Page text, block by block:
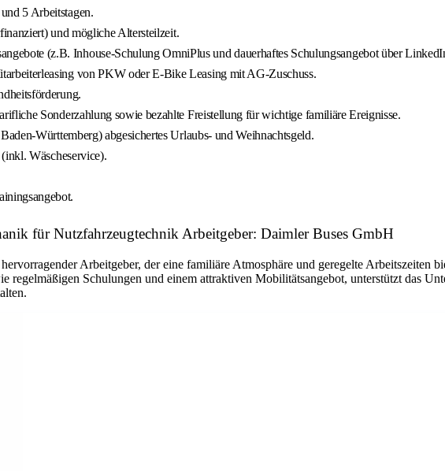
5 Arbeitstagen.
und mögliche Altersteilzeit.
(z.B. Inhouse-Schulung OmniPlus und dauerhaftes Schulungsangebot über
von PKW oder E-Bike Leasing mit AG-Zuschuss.
Sonderzahlung sowie bezahlte Freistellung für wichtige familiäre Ereignisse.
Württemberg) abgesichertes Urlaubs- und Weihnachtsgeld.
Wäscheservice).
für Nutzfahrzeugtechnik Arbeitgeber: Daimler Buses GmbH
Arbeitgeber, der eine familiäre Atmosphäre und geregelte Arbeitszeiten
regelmäßigen Schulungen und einem attraktiven Mobilitätsangebot, unterstützt das